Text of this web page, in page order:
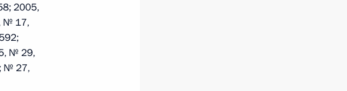
2005,
№ 17,
№ 29,
№ 27,